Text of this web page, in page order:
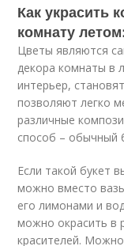
Как украсить
комнату
Цветы являются
декора комнаты в
интерьер,
позволяют легко
различные
способ – обычный
Если такой букет
можно вместо
его лимонами и
можно окрасить в
красителей.